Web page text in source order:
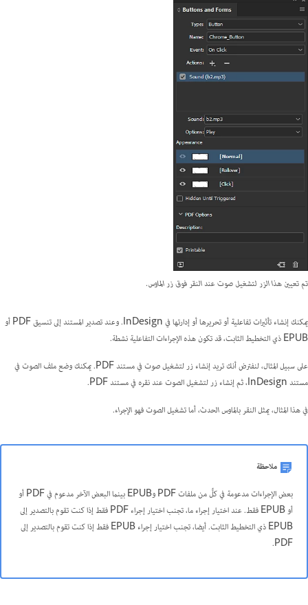
تم تعيين هذا الزر لتشغيل صوت عند النقر فوق زر الماوس.
يمكنك إنشاء تأثيرات تفاعلية أو تحريرها أو إدارتها في InDesign. وعند تصدير المستند إلى تنسيق PDF أو
EPUB ذي التخطيط الثابت، قد تكون هذه الإجراءات التفاعلية نشطة.
على سبيل المثال، لنفترض أنك تريد إنشاء زر لتشغيل صوت في مستند PDF. يمكنك وضع ملف الصوت في
مستند InDesign، ثم إنشاء زر لتشغيل الصوت عند نقره في مستند PDF.
في هذا المثال، يمثل النقر بالماوسالحدث، أما تشغيل الصوت فهوالإجراء.
ملاحظة
بعض الإجراءات مدعومة في كلٍّ من ملفات PDF وEPUB بينما البعض الآخر مدعوم في PDF أو
أو EPUB فقط. عند اختيار إجراء ما، تجنب اختيار إجراء PDF فقط إذا كنت تقوم بالتصدير إلى
EPUB ذي التخطيط الثابت. أيضا، تجنب اختيار إجراء EPUB فقط إذا كنت تقوم بالتصدير إلى
PDF.